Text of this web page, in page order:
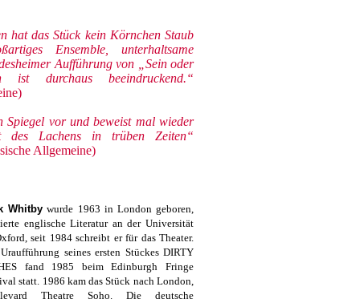
hat das Stück kein Körnchen Staub
Ensemble, unterhaltsame
Aufführung von „Sein oder
durchaus beeindruckend.“
Spiegel vor und beweist mal wieder
des Lachens in trüben Zeiten“
Allgemeine)
Whitby wurde 1963 in London geboren,
englische Literatur an der Universität
seit 1984 schreibt er für das Theater.
seines ersten Stückes DIRTY
fand 1985 beim Edinburgh Fringe
statt. 1986 kam das Stück nach London,
Theatre Soho. Die deutsche